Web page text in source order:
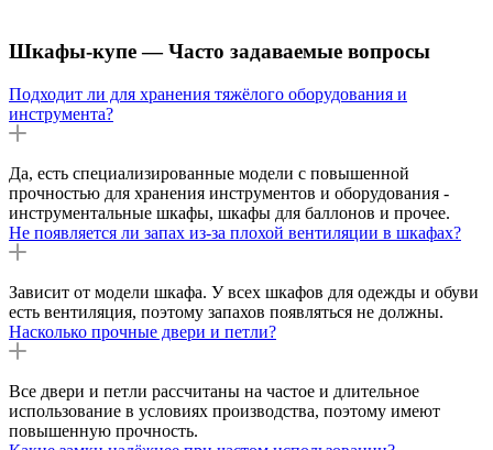
Шкафы-купе — Часто задаваемые вопросы
Подходит ли для хранения тяжёлого оборудования и
инструмента?
Да, есть специализированные модели с повышенной
прочностью для хранения инструментов и оборудования -
инструментальные шкафы, шкафы для баллонов и прочее.
Не появляется ли запах из-за плохой вентиляции в шкафах?
Зависит от модели шкафа. У всех шкафов для одежды и обуви
есть вентиляция, поэтому запахов появляться не должны.
Насколько прочные двери и петли?
Все двери и петли рассчитаны на частое и длительное
использование в условиях производства, поэтому имеют
повышенную прочность.